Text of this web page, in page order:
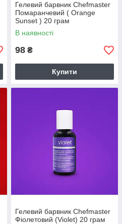
Гелевий барвник Chefmaster
Помаранчевий ( Orange
Sunset ) 20 грам
В наявності
98 ₴
Купити
Гелевий барвник Chefmaster
Фіолетовий (Violet) 20 грам